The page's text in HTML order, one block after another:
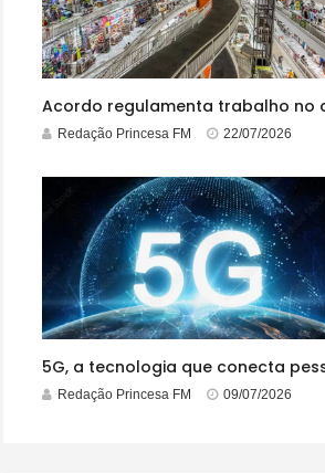
Redação Princesa FM 22/07/2026
Redação Princesa FM 09/07/2026